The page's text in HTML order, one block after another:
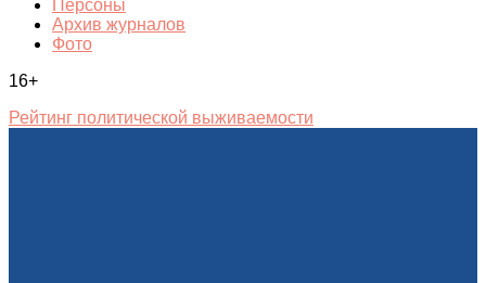
Персоны
Архив журналов
Фото
16+
Рейтинг политической выживаемости